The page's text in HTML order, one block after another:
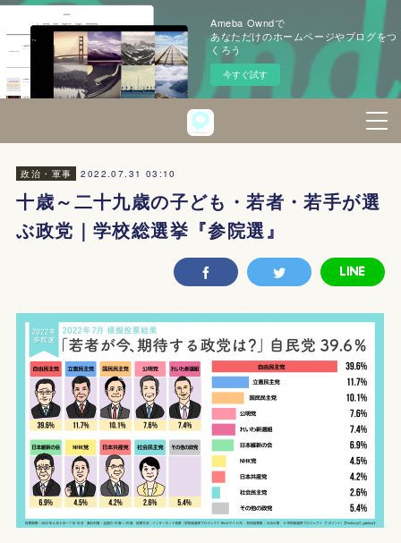
Ameba Owndで
あなただけのホームページやブログをつ
くろう
今すぐ試す
政治・軍事 2022.07.31 03:10
十歳～二十九歳の子ども・若者・若手が選
ぶ政党｜学校総選挙『参院選』